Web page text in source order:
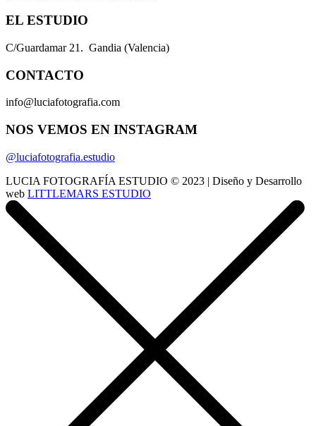
EL ESTUDIO
C/Guardamar 21. Gandia (Valencia)
CONTACTO
info@luciafotografia.com
NOS VEMOS EN INSTAGRAM
@luciafotografia.estudio
LUCIA FOTOGRAFÍA ESTUDIO © 2023 | Diseño y Desarrollo
web LITTLEMARS ESTUDIO